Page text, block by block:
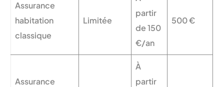
Assurance
habitation
classique
Limitée
partir
de 150
€/an
500 €
Assurance
À
partir